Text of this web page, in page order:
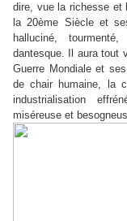
dire, vue la richesse et
la 20ème Siècle et
halluciné,
dantesque. Il aura tout
Guerre Mondiale et
de chair humaine, la
industrialisation
miséreuse et